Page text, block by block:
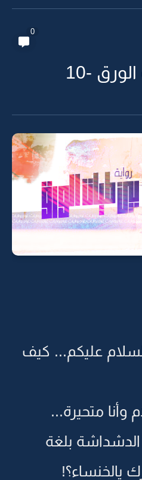
0
-10
عليكم... كيف
متحيرة...
بلغة
يالخنساء؟!